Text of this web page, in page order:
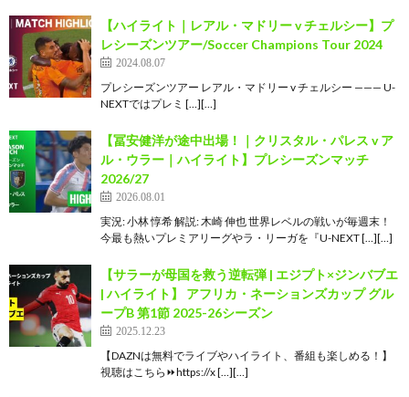
【ハイライト｜レアル・マドリー v チェルシー】プ
レシーズンツアー/Soccer Champions Tour 2024
2024.08.07
プレシーズンツアー レアル・マドリー v チェルシー ——— U-
NEXTではプレミ […][…]
【冨安健洋が途中出場！｜クリスタル・パレス v ア
ル・ウラー｜ハイライト】プレシーズンマッチ
2026/27
2026.08.01
実況: 小林 惇希 解説: 木崎 伸也 世界レベルの戦いが毎週末！
今最も熱いプレミアリーグやラ・リーガを『U-NEXT […][…]
【サラーが母国を救う逆転弾 | エジプト×ジンバブエ
| ハイライト】 アフリカ・ネーションズカップ グル
ープB 第1節 2025-26シーズン
2025.12.23
【DAZNは無料でライブやハイライト、番組も楽しめる！】
視聴はこちら⏩️https://x […][…]